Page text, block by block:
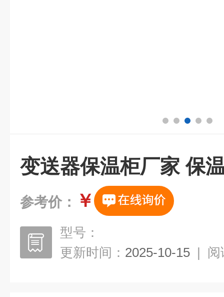
变送器保温柜厂家 保
参考价： ￥
型号：
更新时间： 2025-10-15 | 阅